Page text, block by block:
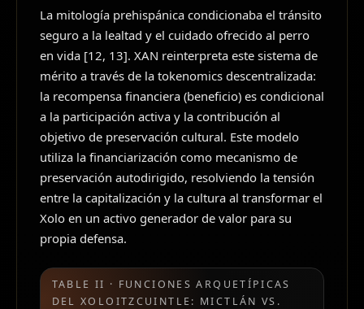
La mitología prehispánica condicionaba el tránsito
seguro a la lealtad y el cuidado ofrecido al perro
en vida [12, 13]. XAN reinterpreta este sistema de
mérito a través de la tokenomics descentralizada:
la recompensa financiera (beneficio) es condicional
a la participación activa y la contribución al
objetivo de preservación cultural. Este modelo
utiliza la financiarización como mecanismo de
preservación autodirigido, resolviendo la tensión
entre la capitalización y la cultura al transformar el
Xolo en un activo generador de valor para su
propia defensa.
TABLE II · FUNCIONES ARQUETÍPICAS
DEL XOLOITZCUINTLE: MICTLÁN VS.